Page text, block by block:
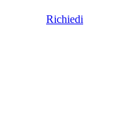
Richiedi